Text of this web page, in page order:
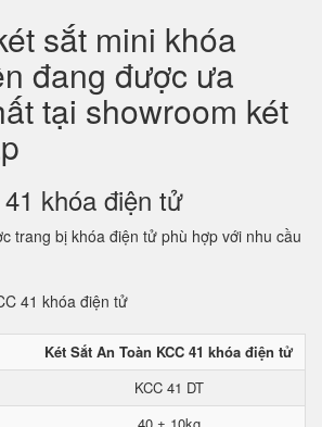
sắt mini khóa
đang được ưa
tại showroom két
khóa điện tử
trang bị khóa điện tử phù hợp với nhu cầu
Két Sắt An Toàn KCC 41 khóa điện tử
KCC 41 DT